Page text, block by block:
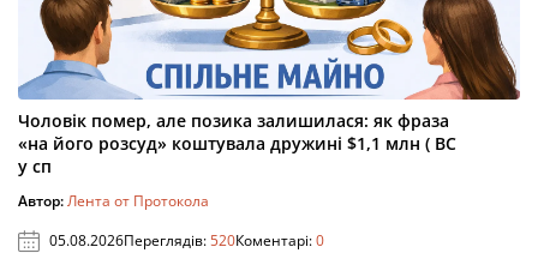
Чоловік помер, але позика залишилася: як фраза
«на його розсуд» коштувала дружині $1,1 млн ( ВС
у сп
Автор:Лента от Протокола
05.08.2026Переглядів:520Коментарі:0